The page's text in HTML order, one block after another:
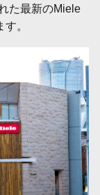
た最新のMiele
。